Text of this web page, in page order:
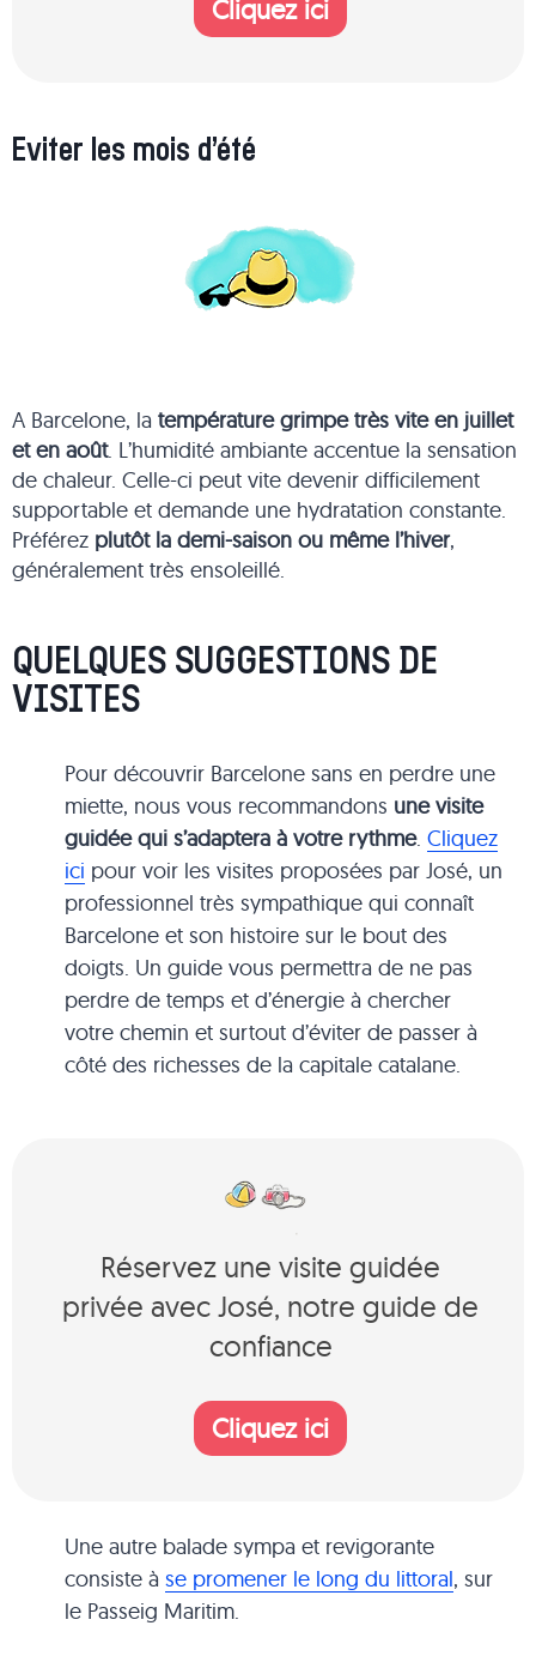
Cliquez ici
Eviter les mois d’été
A Barcelone, la température grimpe très vite en juillet
et en août. L’humidité ambiante accentue la sensation
de chaleur. Celle-ci peut vite devenir difficilement
supportable et demande une hydratation constante.
Préférez plutôt la demi-saison ou même l’hiver,
généralement très ensoleillé.
QUELQUES SUGGESTIONS DE
VISITES
Pour découvrir Barcelone sans en perdre une
miette, nous vous recommandons une visite
guidée qui s’adaptera à votre rythme.Cliquez
ici pour voir les visites proposées par José, un
professionnel très sympathique qui connaît
Barcelone et son histoire sur le bout des
doigts. Un guide vous permettra de ne pas
perdre de temps et d’énergie à chercher
votre chemin et surtout d’éviter de passer à
côté des richesses de la capitale catalane.
Réservez une visite guidée
privée avec José, notre guide de
confiance
Cliquez ici
Une autre balade sympa et revigorante
consiste àse promener le long du littoral, sur
le Passeig Maritim.